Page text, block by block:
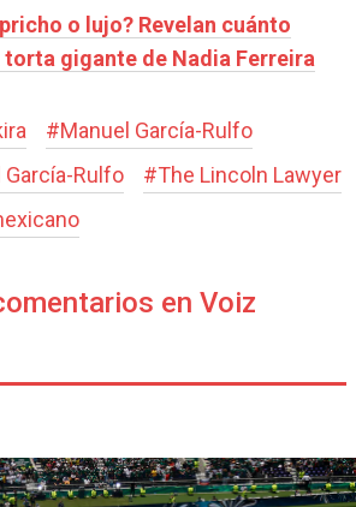
o lujo? Revelan cuánto
gigante de Nadia Ferreira
#Manuel García-Rulfo
García-Rulfo #The Lincoln Lawyer
en Voiz